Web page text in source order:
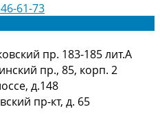
61-73
пр. 183-185 лит.А
пр., 85, корп. 2
д.148
пр-кт, д. 65